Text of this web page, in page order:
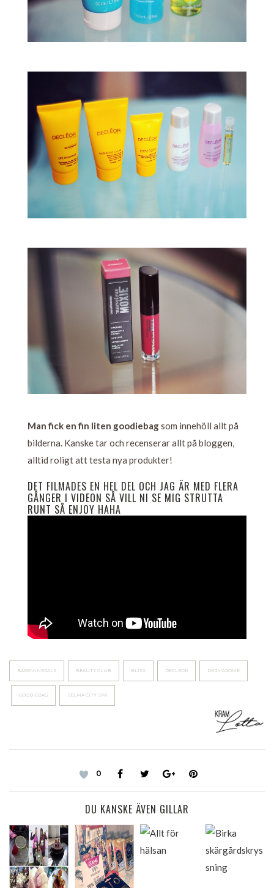
Man fick en fin liten goodiebagsom innehöll allt på
bilderna. Kanske tar och recenserar allt på bloggen,
alltid roligt att testa nya produkter!
DET FILMADES EN HEL DEL OCH JAG ÄR MED FLERA
GÅNGER I VIDEON SÅ VILL NI SE MIG STRUTTA
RUNT SÅ ENJOY HAHA
BAREMINERALS BEAUTY CLUB BLISS DECLEOR DERMAROME
GOODIEBAG SELMA CITY SPA
0
DU KANSKE ÄVEN GILLAR